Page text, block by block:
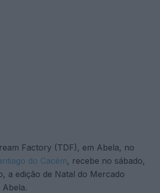
Factory (TDF), em Abela, no
do Cacém, recebe no sábado,
a edição de Natal do Mercado
Abela.